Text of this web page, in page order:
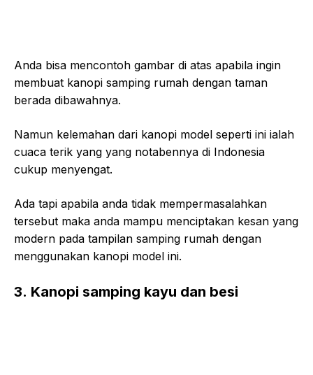
Anda bisa mencontoh gambar di atas apabila ingin
membuat kanopi samping rumah dengan taman
berada dibawahnya.
Namun kelemahan dari kanopi model seperti ini ialah
cuaca terik yang yang notabennya di Indonesia
cukup menyengat.
Ada tapi apabila anda tidak mempermasalahkan
tersebut maka anda mampu menciptakan kesan yang
modern pada tampilan samping rumah dengan
menggunakan kanopi model ini.
3. Kanopi samping kayu dan besi